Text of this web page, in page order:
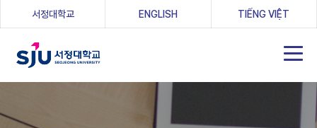
서정대학교(새 창 열림) ENGLISH TIẾNG VIỆT